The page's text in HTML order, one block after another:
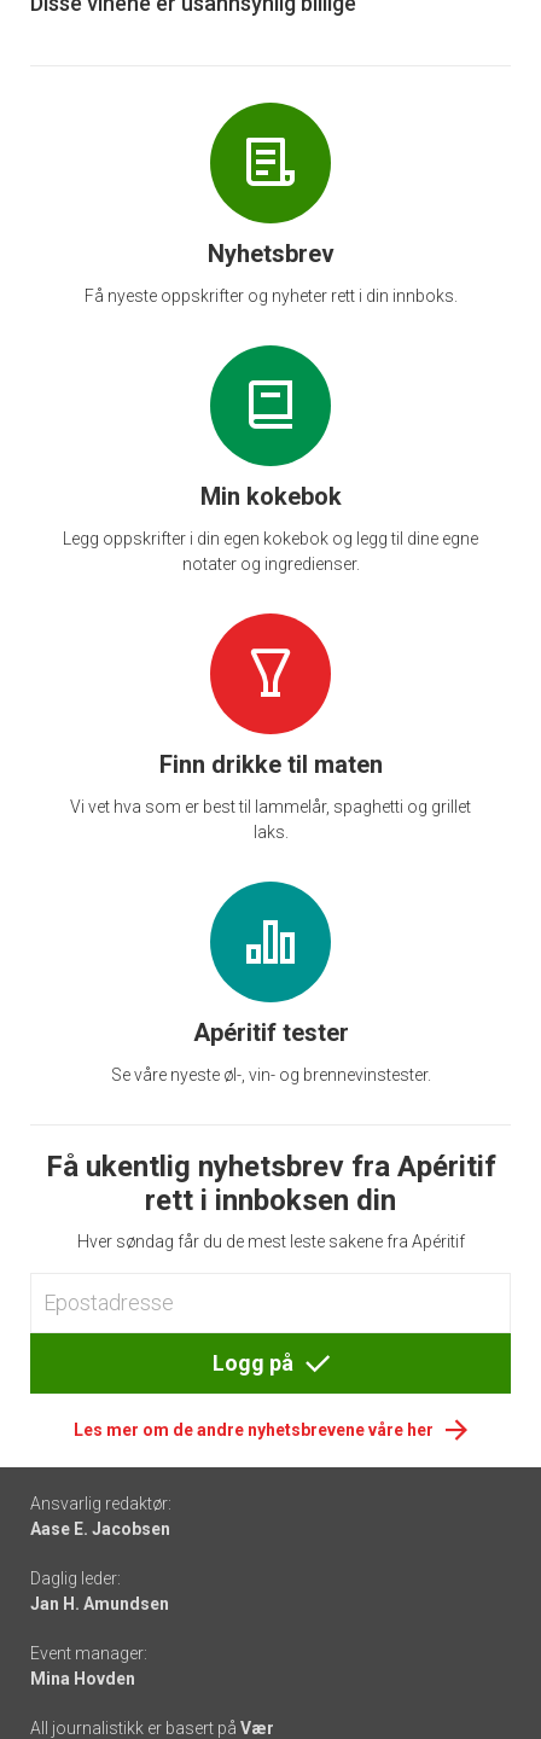
Nyhetsbrev
Få nyeste oppskrifter og nyheter rett i din innboks.
Min kokebok
Legg oppskrifter i din egen kokebok og legg til dine egne
notater og ingredienser.
Finn drikke til maten
Vi vet hva som er best til lammelår, spaghetti og grillet
laks.
Apéritif tester
Se våre nyeste øl-, vin- og brennevinstester.
Få ukentlig nyhetsbrev fra Apéritif
rett i innboksen din
Hver søndag får du de mest leste sakene fra Apéritif
Logg på
Les mer om de andre nyhetsbrevene våre her
Footer
-
links
Ansvarlig redaktør:
Aase E. Jacobsen
Daglig leder:
Jan H. Amundsen
Event manager:
Mina Hovden
All journalistikk er basert på Vær